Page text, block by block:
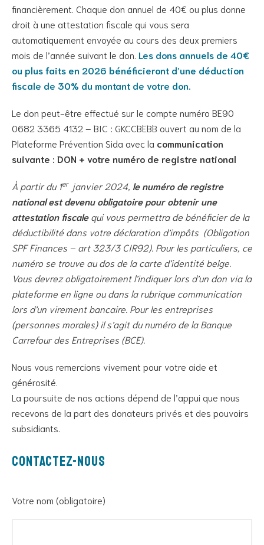
financièrement. Chaque don annuel de 40€ ou plus donne
droit à une attestation fiscale qui vous sera
automatiquement envoyée au cours des deux premiers
mois de l’année suivant le don. Les dons annuels de 40€
ou plus faits en 2026 bénéficieront d’une déduction
fiscale de 30% du montant de votre don.
Le don peut-être effectué sur le compte numéro BE90
0682 3365 4132 – BIC : GKCCBEBB ouvert au nom de la
Plateforme Prévention Sida avec la communication
suivante : DON + votre numéro de registre national
À partir du 1erjanvier 2024, le numéro de registre
national est devenu obligatoire pour obtenir une
attestation fiscalequi vous permettra de bénéficier de la
déductibilité dans votre déclaration d’impôts (Obligation
SPF Finances – art 323/3 CIR92). Pour les particuliers, ce
numéro se trouve au dos de la carte d’identité belge.
Vous devrez obligatoirement l’indiquer lors d’un don via la
plateforme en ligne ou dans la rubrique communication
lors d’un virement bancaire. Pour les entreprises
(personnes morales) il s’agit du numéro de la Banque
Carrefour des Entreprises (BCE).
Nous vous remercions vivement pour votre aide et
générosité.
La poursuite de nos actions dépend de l’appui que nous
recevons de la part des donateurs privés et des pouvoirs
subsidiants.
Contactez-nous
Votre nom (obligatoire)